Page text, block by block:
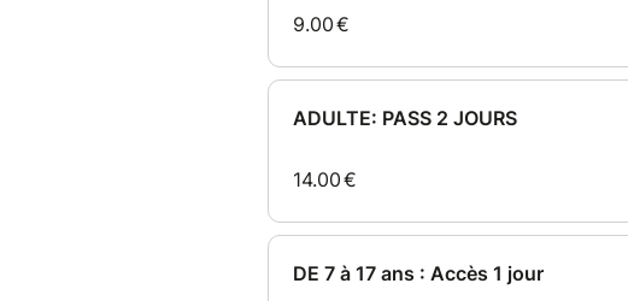
- 10h30: Voyance en direct par
- 11h00: Venez recevoir les messages
mission de vie par Clothaire
- 11h15: Séance Contact défunts par
inexpliquées (EMI, sorties de corps,
- 13h15: Immersion aux frontières de
- 13h15: Séance contact défunts par